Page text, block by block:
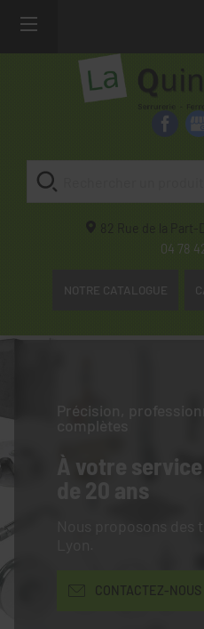
82 Rue de la Part-
04 78
NOTRE CATALOGUE
Précision,
complètes
À votre service
de 20 ans
Nous proposons des
CONTACTEZ-NOUS